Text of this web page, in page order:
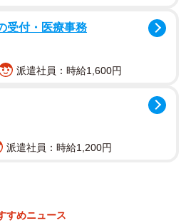
受付・医療事務
派遣社員：時給1,600円
派遣社員：時給1,200円
すめニュース